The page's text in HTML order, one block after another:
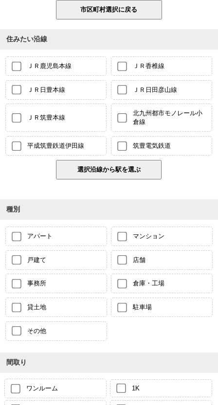
住みたい沿線
ＪＲ鹿児島本線 ＪＲ香椎線
ＪＲ日豊本線 ＪＲ日田彦山線
ＪＲ筑豊本線
北九州都市モノレール小
倉線
平成筑豊鉄道伊田線 筑豊電気鉄道
種別
アパート マンション
戸建て 店舗
事務所 倉庫・工場
貸土地 駐車場
その他
間取り
ワンルーム 1K